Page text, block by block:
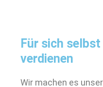
Für sich
verdienen
Wir machen es